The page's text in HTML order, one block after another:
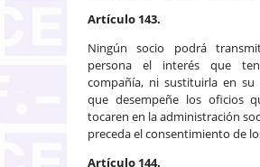
Artículo 143.
Ningún socio podrá
persona el interés que
compañía, ni sustituirla en su
que desempeñe los oficios
tocaren en la administración
preceda el consentimiento de
Artículo 144.